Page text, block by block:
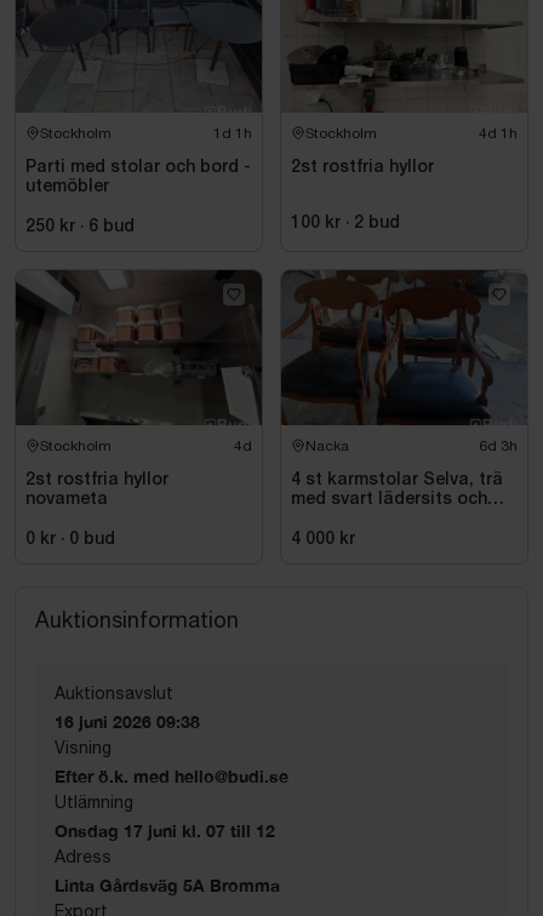
Stockholm 1d 1h
Parti med stolar och bord -
utemöbler
250 kr · 6 bud
Stockholm 4d 1h
2st rostfria hyllor
100 kr · 2 bud
Stockholm 4d
2st rostfria hyllor
novameta
0 kr · 0 bud
Nacka 6d 3h
4 st karmstolar Selva, trä
med svart lädersits och
4 000 kr
Auktionsinformation
Auktionsavslut
16 juni 2026 09:38
Visning
Efter ö.k. med hello@budi.se
Utlämning
Onsdag 17 juni kl. 07 till 12
Adress
Linta Gårdsväg 5A Bromma
Export